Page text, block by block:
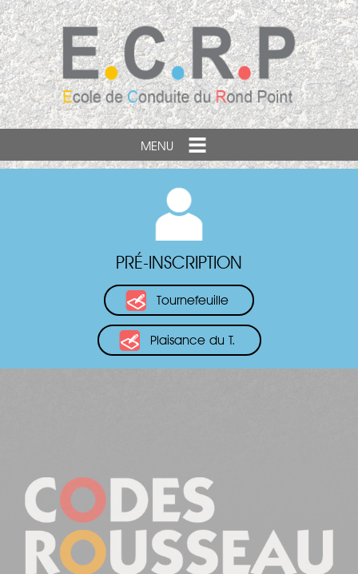
MENU
PRÉ-INSCRIPTION
Tournefeuille
Plaisance du T.